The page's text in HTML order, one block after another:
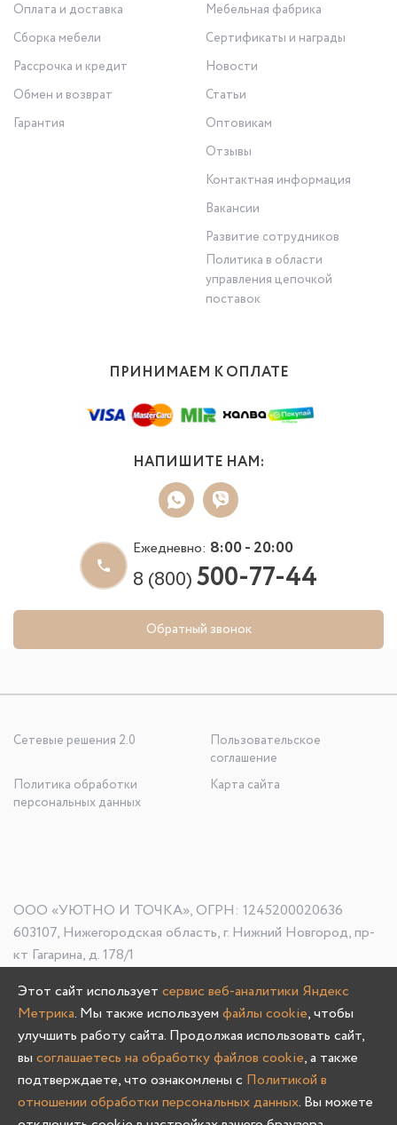
Оплата и доставка
Сборка мебели
Рассрочка и кредит
Обмен и возврат
Гарантия
Мебельная фабрика
Сертификаты и награды
Новости
Статьи
Оптовикам
Отзывы
Контактная информация
Вакансии
Развитие сотрудников
Политика в области
управления цепочкой
поставок
ПРИНИМАЕМ К ОПЛАТЕ
НАПИШИТЕ НАМ:
Ежедневно: 8:00 - 20:00
8 (800)500-77-44
Обратный звонок
Сетевые решения 2.0
Пользовательское
соглашение
Политика обработки
персональных данных
Карта сайта
ООО «УЮТНО И ТОЧКА», ОГРН: 1245200020636
603107, Нижегородская область, г. Нижний Новгород, пр-
кт Гагарина, д. 178/1
Олмеко © 2004 -2026
Этот сайт использует сервис веб-аналитики Яндекс
Метрика. Мы также используем файлы cookie, чтобы
улучшить работу сайта. Продолжая использовать сайт,
вы соглашаетесь на обработку файлов cookie, а также
подтверждаете, что ознакомлены с Политикой в
отношении обработки персональных данных. Вы можете